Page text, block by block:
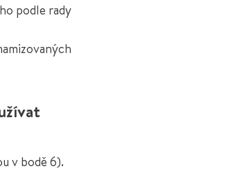
podle rady
v bodě 6).